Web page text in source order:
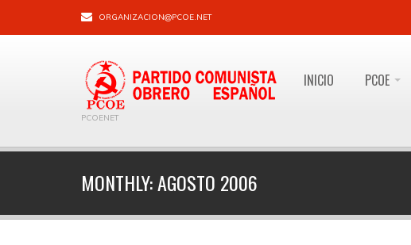
ORGANIZACION@PCOE.NET
PCOENET
INICIO PCOE
MONTHLY:AGOSTO 2006